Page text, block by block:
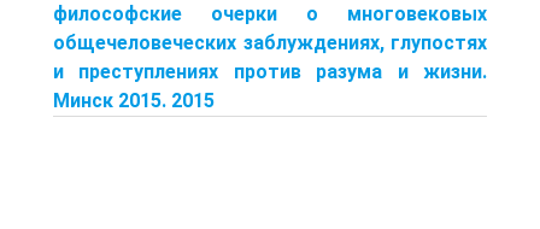
философские очерки о многовековых
общечеловеческих заблуждениях, глупостях
и преступлениях против разума и жизни.
Минск 2015. 2015